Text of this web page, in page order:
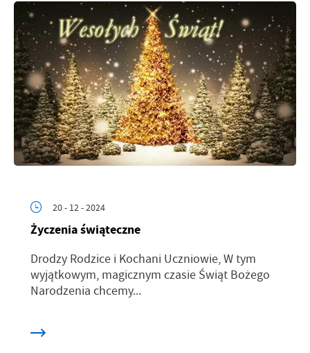
20 - 12 - 2024
Życzenia świąteczne
Drodzy Rodzice i Kochani Uczniowie, W tym
wyjątkowym, magicznym czasie Świąt Bożego
Narodzenia chcemy...